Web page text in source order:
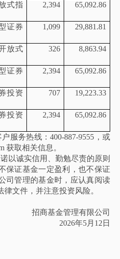
式指
2,394 65,092.86
证券
1,099 29,881.81
放式
326 8,863.94
证券
2,394 65,092.86
投资
707 19,223.33
投资
2,394 65,092.86
服务热线：400-887-9555，或
获取相关信息。
以诚实信用、勤勉尽责的原则
保证基金一定盈利，也不保证
司管理的基金时，应认真阅读
文件，并注意投资风险。
招商基金管理有限公司
2026年5月12日